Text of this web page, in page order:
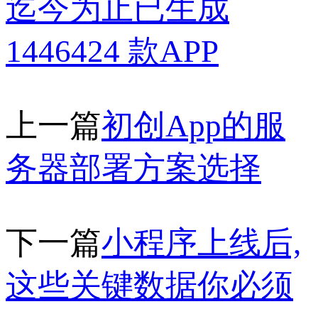
迄今为止已生成
1446424 款APP
上一篇初创App的服
务器部署方案选择
下一篇小程序上线后,
这些关键数据你必须